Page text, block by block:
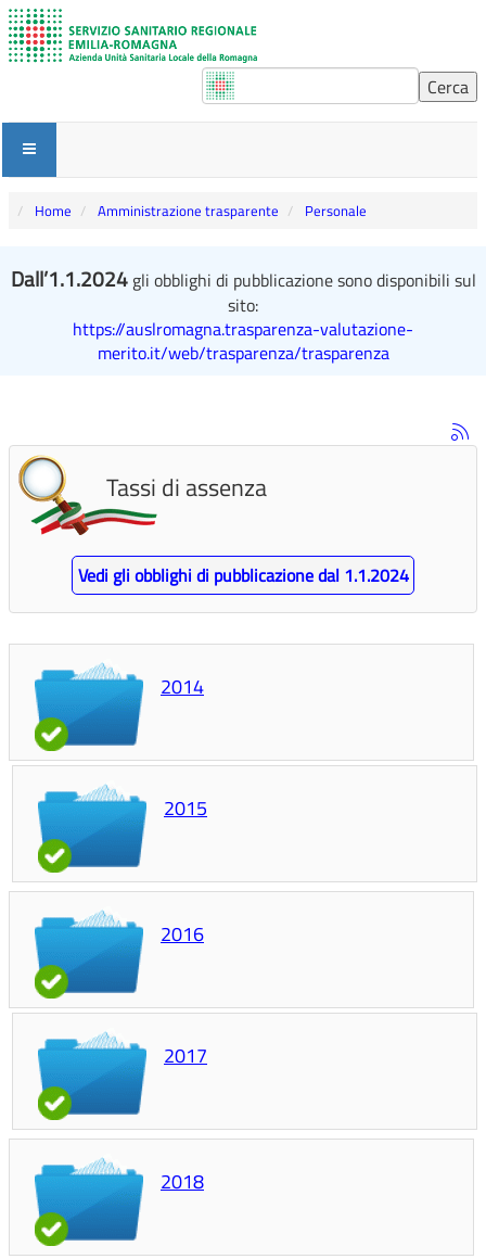
Home Amministrazione trasparente Personale
Dall’1.1.2024gli obblighi di pubblicazione sono disponibili sul
sito:
https://auslromagna.trasparenza-valutazione-
merito.it/web/trasparenza/trasparenza
Tassi di assenza
Vedi gli obblighi di pubblicazione dal 1.1.2024
2014
2015
2016
2017
2018